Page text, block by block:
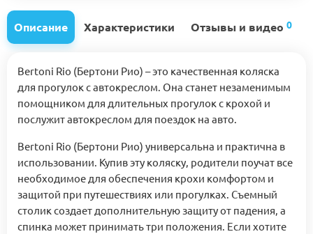
Описание Характеристики Отзывы и видео 0
Bertoni Rio (Бертони Рио) – это качественная коляска
для прогулок с автокреслом. Она станет незаменимым
помощником для длительных прогулок с крохой и
послужит автокреслом для поездок на авто.
Bertoni Rio (Бертони Рио) универсальна и практична в
использовании. Купив эту коляску, родители поучат все
необходимое для обеспечения крохи комфортом и
защитой при путешествиях или прогулках. Съемный
столик создает дополнительную защиту от падения, а
спинка может принимать три положения. Если хотите